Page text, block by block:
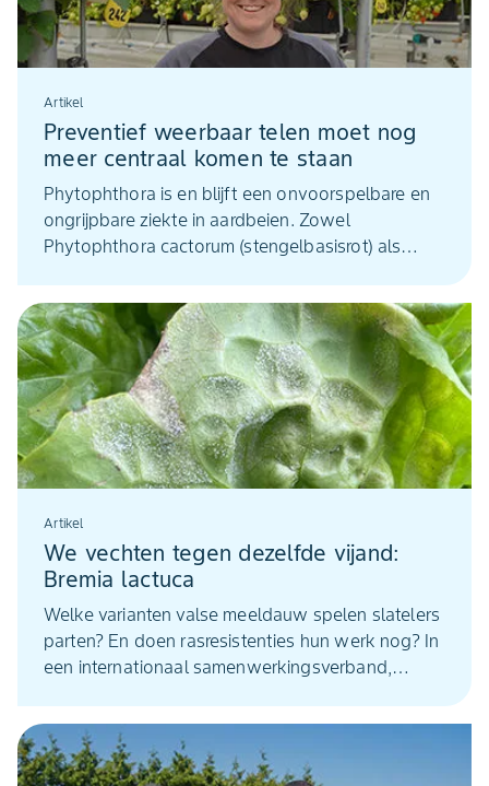
Artikel
Preventief weerbaar telen moet nog
meer centraal komen te staan
Phytophthora is en blijft een onvoorspelbare en
ongrijpbare ziekte in aardbeien. Zowel
Phytophthora cactorum (stengelbasisrot) als
voor forse schade in de teelt zorgen. Welke
veranderingen of maatregelen zijn er nodig om de
ziekte nu en in de toekomst beheersbaar te
houden? Vier adviseurs geven hun visie hierop
aan de hand van zes prikkelende stellingen.
Artikel
We vechten tegen dezelfde vijand:
Bremia lactuca
Welke varianten valse meeldauw spelen slatelers
parten? En doen rasresistenties hun werk nog? In
een internationaal samenwerkingsverband,
ziekteverwekker Bremia lactuca. Mathieu Pel, van
Enza Zaden, en Johan Schut, van Rijk Zwaan zijn
twee van de kartrekkers. ,,We vechten tegen